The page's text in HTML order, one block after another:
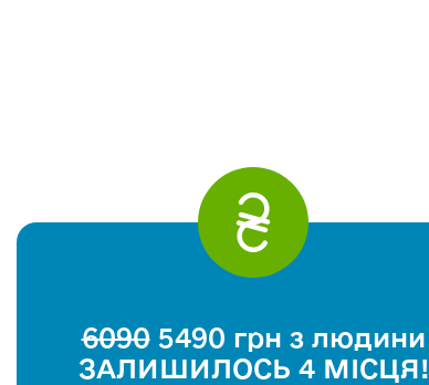
60905490 грн з людини
ЗАЛИШИЛОСЬ 4 МІСЦЯ!